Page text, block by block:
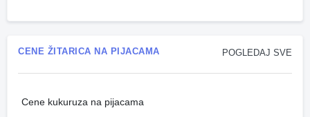
POGLEDAJ SVE
CENE ŽITARICA NA PIJACAMA
Cene kukuruza na pijacama